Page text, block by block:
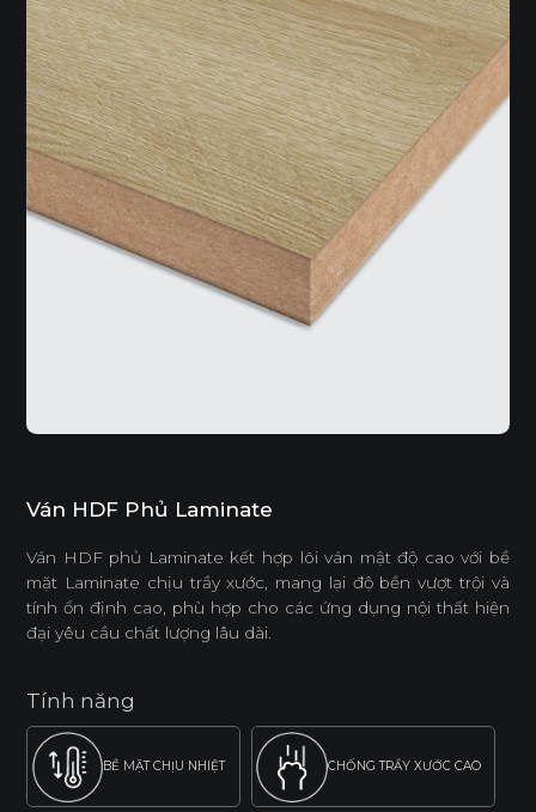
Ván HDF Phủ Laminate
Ván HDF phủ Laminate kết hợp lõi ván mật độ cao với bề
mặt Laminate chịu trầy xước, mang lại độ bền vượt trội và
tính ổn định cao, phù hợp cho các ứng dụng nội thất hiện
đại yêu cầu chất lượng lâu dài.
Tính năng
BỀ MẶT CHỊU NHIỆT CHỐNG TRẦY XƯỚC CAO